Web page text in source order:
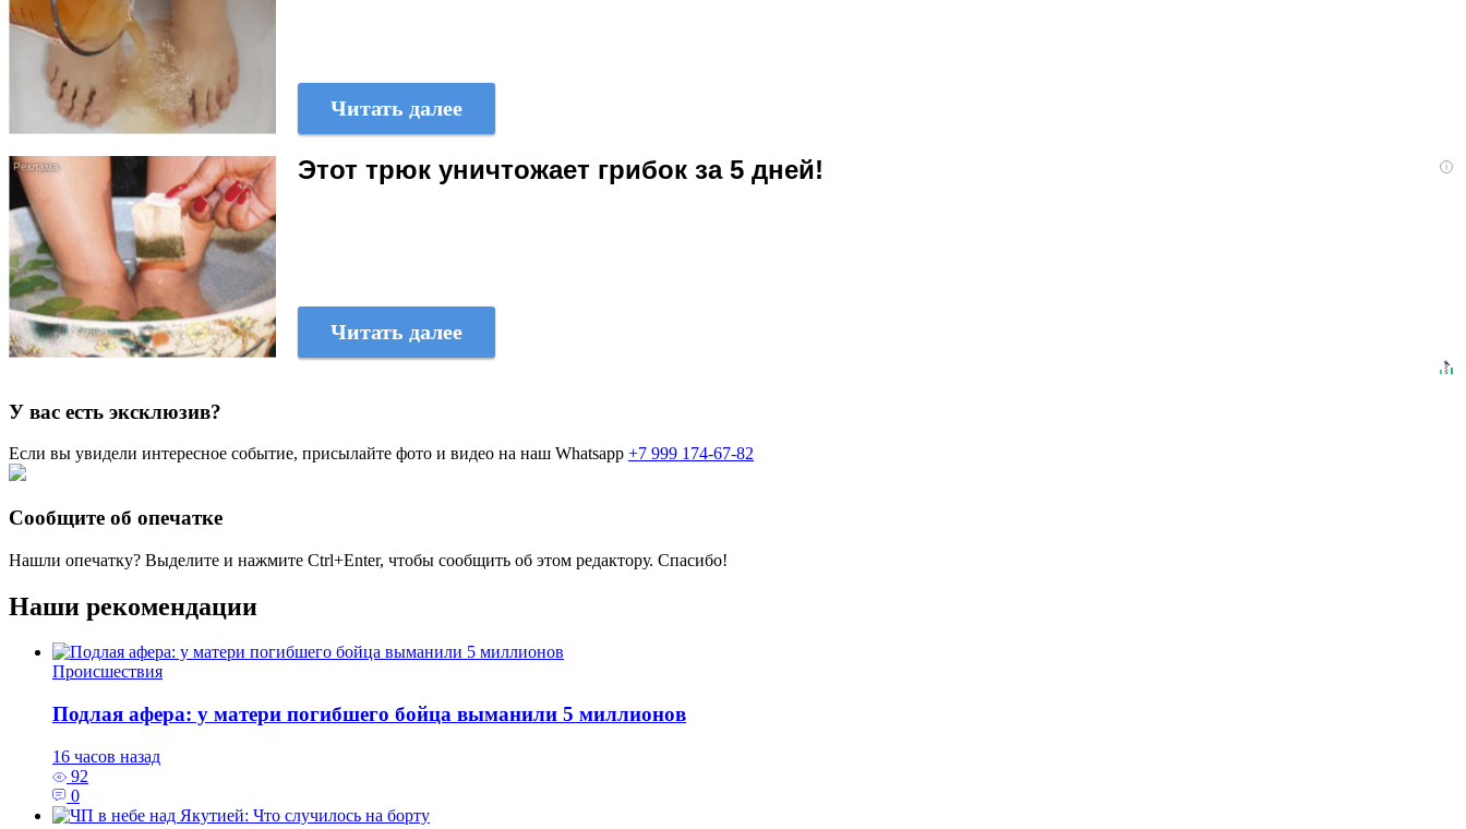
Читать далее
i
Этот трюк уничтожает грибок за 5 дней!
Читать далее
У вас есть эксклюзив?
Если вы увидели интересное событие, присылайте фото и видео на наш Whatsapp +7 999 174-67-82
Сообщите об опечатке
Нашли опечатку? Выделите и нажмите Ctrl+Enter, чтобы сообщить об этом редактору. Спасибо!
Наши рекомендации
Происшествия
Подлая афера: у матери погибшего бойца выманили 5 миллионов
16 часов назад
92
0